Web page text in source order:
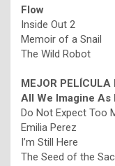
Flow
Inside Out 2
Memoir of a Snail
The Wild Robot
MEJOR
All We Imagine As
Do Not Expect Too
Emilia Perez
I’m Still Here
The Seed of the